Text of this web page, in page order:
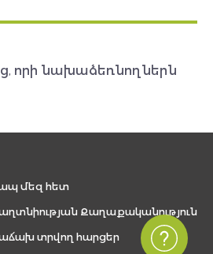
որի նախաձեռնողներն
մեզ հետ
Քաղաքականություն
տրվող հարցեր